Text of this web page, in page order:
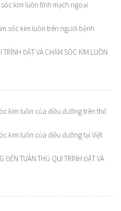
kim luồn tĩnh mạch ngoại
sóc kim luồn trên người bệnh
ĐẶT VÀ CHĂM SÓC KIM LUỒN
kim luồn của điều dưỡng trên thế
kim luồn của điều dưỡng tại Việt
ĐẾN TUÂN THỦ QUI TRÌNH ĐẶT VÀ